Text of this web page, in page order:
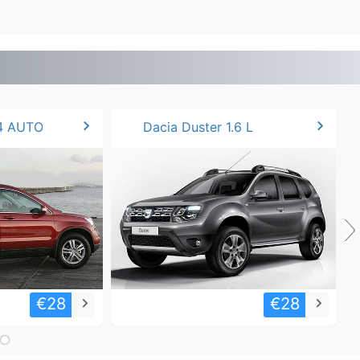
AUTO chevron_right
€28 keyboard_arrow_right
Dacia Duster 1.6 L chevron_right
€28 keyboard_arrow_right
›